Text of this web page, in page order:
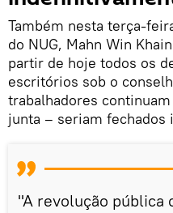
Também nesta terça-
do NUG, Mahn Win
partir de hoje todos os
escritórios sob o
trabalhadores
junta – seriam fechados
"A revolução pública